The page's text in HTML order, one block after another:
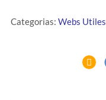
Categorias: Webs Utiles